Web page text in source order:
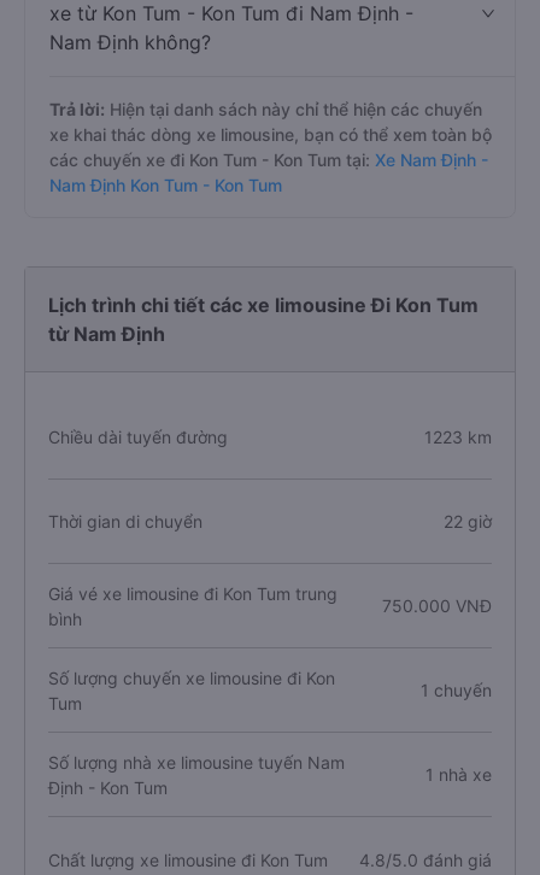
xe từ Kon Tum - Kon Tum đi Nam Định -
Nam Định không?
Trả lời: Hiện tại danh sách này chỉ thể hiện các chuyến
xe khai thác dòng xe limousine, bạn có thể xem toàn bộ
các chuyến xe đi Kon Tum - Kon Tum tại: Xe Nam Định -
Nam Định Kon Tum - Kon Tum
Lịch trình chi tiết các xe limousine Đi Kon Tum
từ Nam Định
Chiều dài tuyến đường 1223 km
Thời gian di chuyển 22 giờ
Giá vé xe limousine đi Kon Tum trung
bình
750.000 VNĐ
Số lượng chuyến xe limousine đi Kon
Tum
1 chuyến
Số lượng nhà xe limousine tuyến Nam
Định - Kon Tum
1 nhà xe
Chất lượng xe limousine đi Kon Tum 4.8/5.0 đánh giá